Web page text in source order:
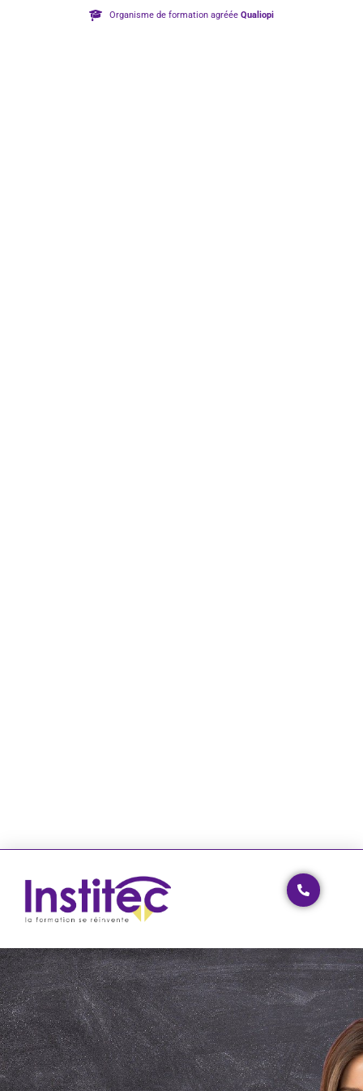
Organisme de formation agréée Qualiopi